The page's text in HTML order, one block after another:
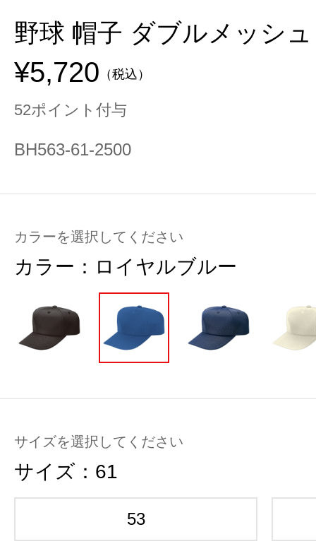
野球 帽子 ダブルメッシ
¥5,720 （税込）
52ポイント付与
BH563-61-2500
カラーを選択してください
カラー： ロイヤルブルー
サイズを選択してください
サイズ： 61
53